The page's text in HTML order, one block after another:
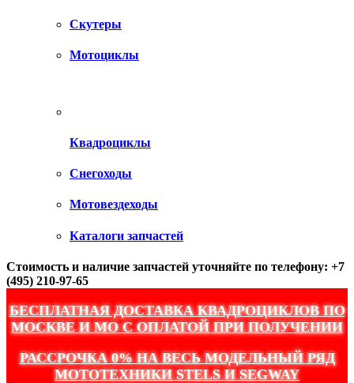
Скутеры
Мотоциклы
Квадроциклы
Снегоходы
Мотовездеходы
Каталоги запчастей
Стоимость и наличие запчастей уточняйте по телефону: +7
(495) 210-97-65
БЕСПЛАТНАЯ ДОСТАВКА КВАДРОЦИКЛОВ ПО
МОСКВЕ И МО С ОПЛАТОЙ ПРИ ПОЛУЧЕНИИ
РАССРОЧКА 0% НА ВЕСЬ МОДЕЛЬНЫЙ РЯД
МОТОТЕХНИКИ STELS И SEGWAY